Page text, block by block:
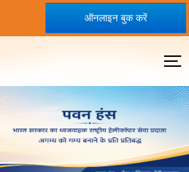
ऑनलाइन बुक करें